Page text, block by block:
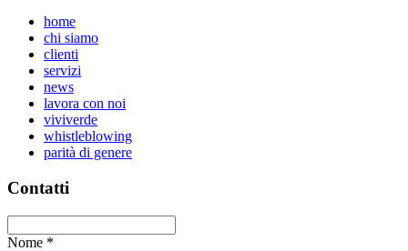
home
chi siamo
clienti
servizi
news
lavora con noi
viviverde
whistleblowing
parità di genere
Contatti
Nome *